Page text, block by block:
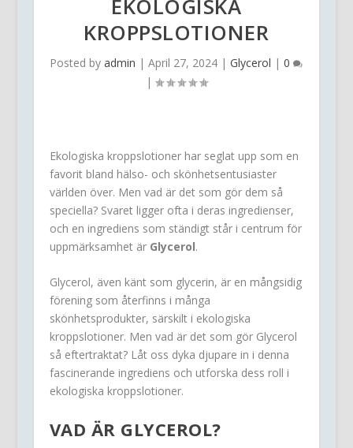
EKOLOGISKA
KROPPSLOTIONER
Posted byadmin |April 27, 2024 |Glycerol |0
|
Ekologiska kroppslotioner har seglat upp som en
favorit bland hälso- och skönhetsentusiaster
världen över. Men vad är det som gör dem så
speciella? Svaret ligger ofta i deras ingredienser,
och en ingrediens som ständigt står i centrum för
uppmärksamhet är Glycerol.
Glycerol, även känt som glycerin, är en mångsidig
förening som återfinns i många
skönhetsprodukter, särskilt i ekologiska
kroppslotioner. Men vad är det som gör Glycerol
så eftertraktat? Låt oss dyka djupare in i denna
fascinerande ingrediens och utforska dess roll i
ekologiska kroppslotioner.
VAD ÄR GLYCEROL?